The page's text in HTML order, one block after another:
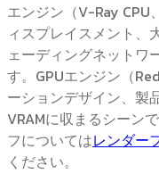
エンジン（V-Ray
ィスプレイスメント、
ェーディングネットワ
す。GPUエンジン（
ーションデザイン、製
VRAMに収まるシーン
フについてはレンダー
ください。